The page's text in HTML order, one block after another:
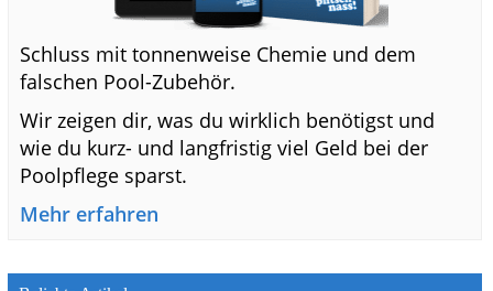
Schluss mit tonnenweise Chemie und dem
falschen Pool-Zubehör.
Wir zeigen dir, was du wirklich benötigst und
wie du kurz- und langfristig viel Geld bei der
Poolpflege sparst.
Mehr erfahren